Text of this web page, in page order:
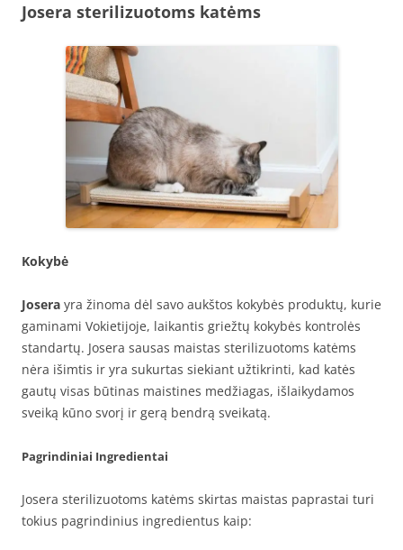
Josera sterilizuotoms katėms
Kokybė
Josera yra žinoma dėl savo aukštos kokybės produktų, kurie
gaminami Vokietijoje, laikantis griežtų kokybės kontrolės
standartų. Josera sausas maistas sterilizuotoms katėms
nėra išimtis ir yra sukurtas siekiant užtikrinti, kad katės
gautų visas būtinas maistines medžiagas, išlaikydamos
sveiką kūno svorį ir gerą bendrą sveikatą.
Pagrindiniai Ingredientai
Josera sterilizuotoms katėms skirtas maistas paprastai turi
tokius pagrindinius ingredientus kaip: